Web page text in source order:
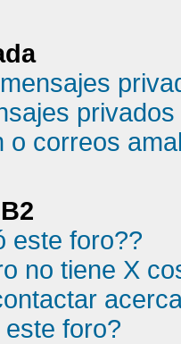
o correos
este foro??
no tiene X
foro?